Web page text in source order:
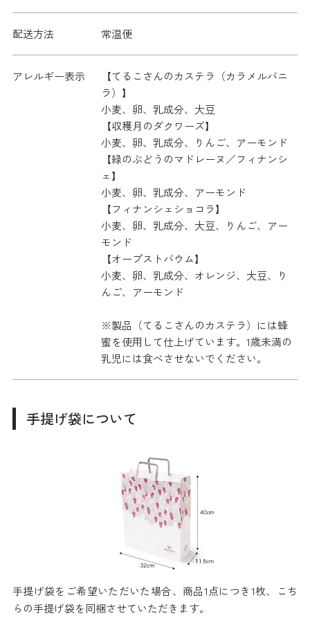
配送方法 常温便
アレルギー表示
【てるこさんのカステラ（カラメルバニ
ラ）】
小麦、卵、乳成分、大豆
【収穫月のダクワーズ】
小麦、卵、乳成分、りんご、アーモンド
【緑のぶどうのマドレーヌ／フィナンシ
ェ】
小麦、卵、乳成分、アーモンド
【フィナンシェショコラ】
小麦、卵、乳成分、大豆、りんご、アー
モンド
【オープストバウム】
小麦、卵、乳成分、オレンジ、大豆、り
んご、アーモンド
※製品（てるこさんのカステラ）には蜂
蜜を使用して仕上げています。1歳未満の
乳児には食べさせないでください。
手提げ袋について
手提げ袋をご希望いただいた場合、商品1点につき1枚、こち
らの手提げ袋を同梱させていただきます。